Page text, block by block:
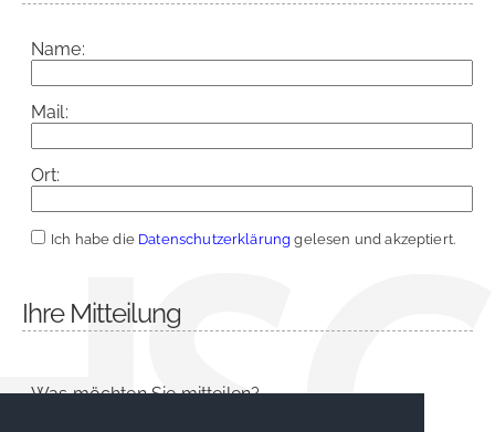
Name:
Mail:
Ort:
Ich habe die Datenschutzerklärung gelesen und akzeptiert.
Ihre Mitteilung
Was möchten Sie mitteilen?